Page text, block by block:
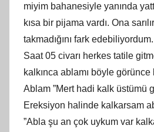
miyim bahanesiyle yanında
kısa bir pijama vardı. Ona
takmadığını fark
Saat 05 civarı herkes tatile
kalkınca ablamı böyle
Ablam ”Mert hadi kalk üstümü
Ereksiyon halinde kalkarsam
”Abla şu an çok uykum var